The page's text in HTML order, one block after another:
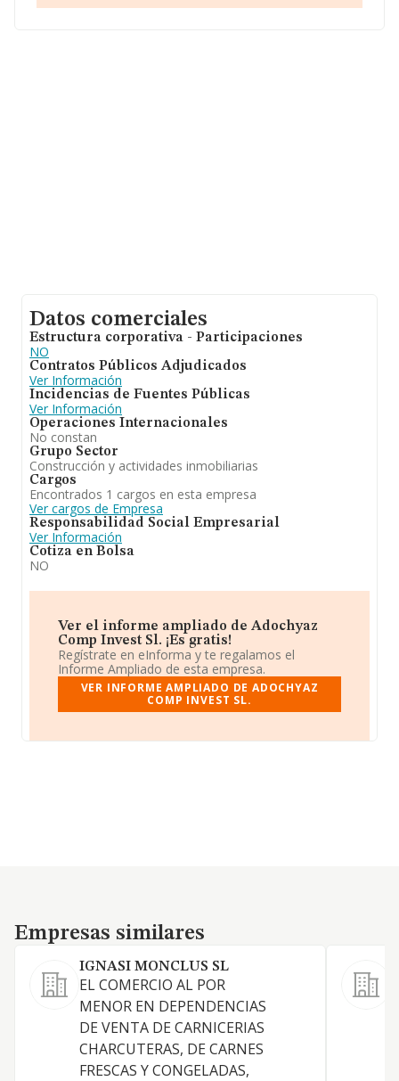
constitución. La media de empleados de las empresas
Datos comerciales
Estructura corporativa - Participaciones
NO
Contratos Públicos Adjudicados
Ver Información
Incidencias de Fuentes Públicas
Ver Información
Operaciones Internacionales
No constan
Grupo Sector
Construcción y actividades inmobiliarias
Cargos
Encontrados 1 cargos en esta empresa
Ver cargos de Empresa
Responsabilidad Social Empresarial
Ver Información
Cotiza en Bolsa
NO
Ver el informe ampliado de Adochyaz
Comp Invest Sl. ¡Es gratis!
Regístrate en eInforma y te regalamos el
Informe Ampliado de esta empresa.
VER INFORME AMPLIADO DE ADOCHYAZ
COMP INVEST SL.
Empresas similares
Empresas similares
IGNASI MONCLUS SL
EL COMERCIO AL POR
MENOR EN DEPENDENCIAS
DE VENTA DE CARNICERIAS
CHARCUTERAS, DE CARNES
FRESCAS Y CONGELADAS,